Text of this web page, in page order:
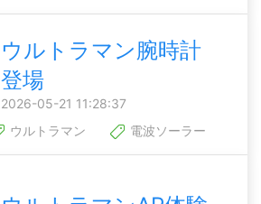
ウルトラマン腕時計
登場
2026-05-21 11:28:37
ウルトラマン 電波ソーラー